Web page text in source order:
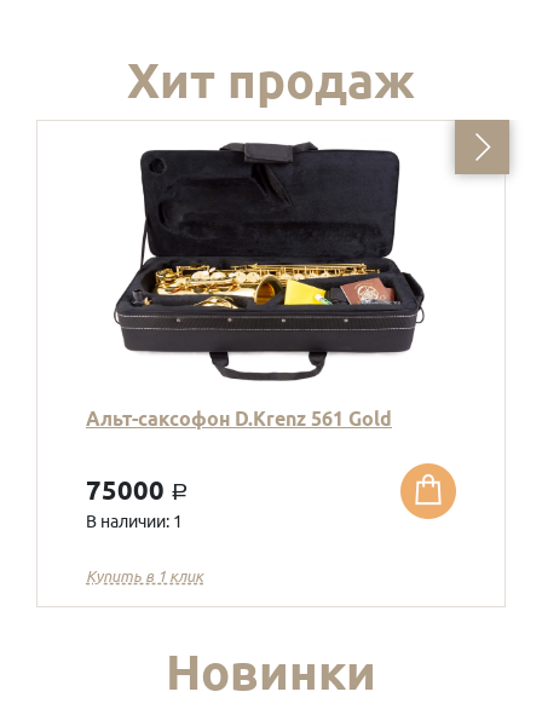
Хит продаж
Альт-саксофон D.Krenz 561 Gold
75000 a
В наличии: 1
Купить в 1 клик
Новинки